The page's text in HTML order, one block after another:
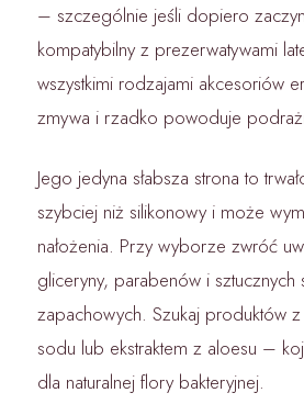
– szczególnie jeśli dopiero
kompatybilny z prezerwatywami
wszystkimi rodzajami akcesoriów
zmywa i rzadko powoduje
Jego jedyna słabsza strona to
szybciej niż silikonowy i może
nałożenia. Przy wyborze zwróć
gliceryny, parabenów i sztucznych
zapachowych. Szukaj produktów z
sodu lub ekstraktem z aloesu –
dla naturalnej flory bakteryjnej.